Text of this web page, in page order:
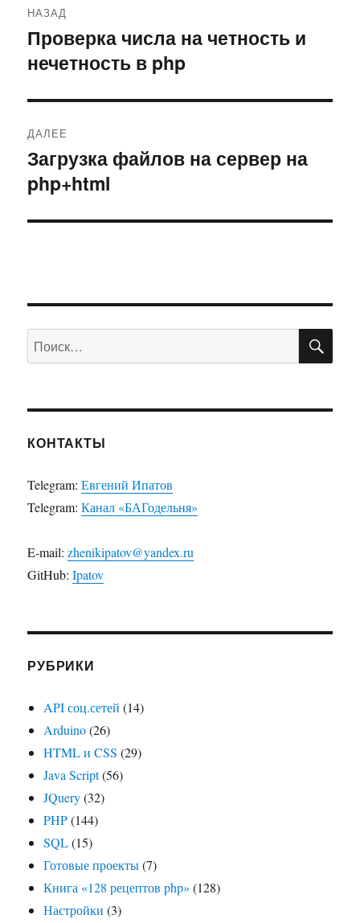
по
записям
НАЗАД
Предыдущая
запись:
Проверка числа на четность и
нечетность в php
ДАЛЕЕ
Следующая
запись:
Загрузка файлов на сервер на
php+html
Искать:
КОНТАКТЫ
Telegram:Евгений Ипатов
Telegram:Канал «БАГодельня»
E-mail:zhenikipatov@yandex.ru
GitHub:Ipatov
РУБРИКИ
API соц.сетей (14)
Arduino(26)
HTML и CSS (29)
Java Script(56)
JQuery(32)
PHP(144)
SQL(15)
Готовые проекты(7)
Книга «128 рецептов php» (128)
Настройки (3)